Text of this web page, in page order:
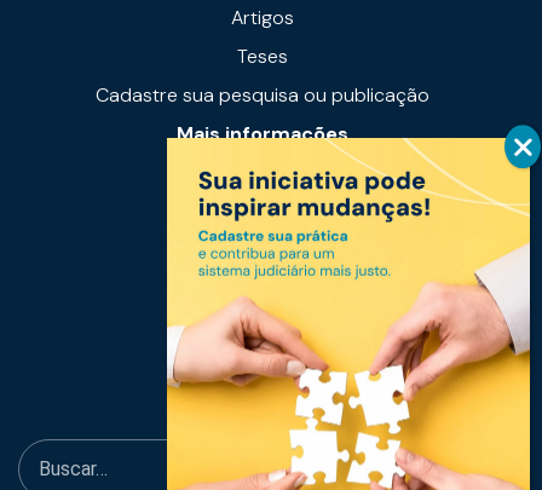
Artigos
Teses
Cadastre sua pesquisa ou publicação
Mais informações
Notícias
Links úteis
Fale conosco